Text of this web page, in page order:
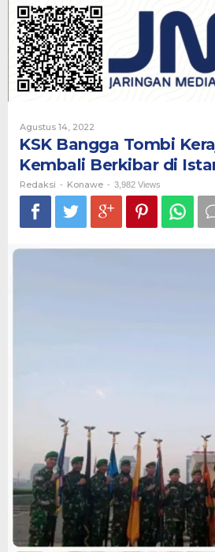
Konawe
Berkibar
di
Istana
Agustus 14, 2022
KSK Bangga Tombi
Kembali Berkibar di
Redaksi - Konawe - 3,982 Views